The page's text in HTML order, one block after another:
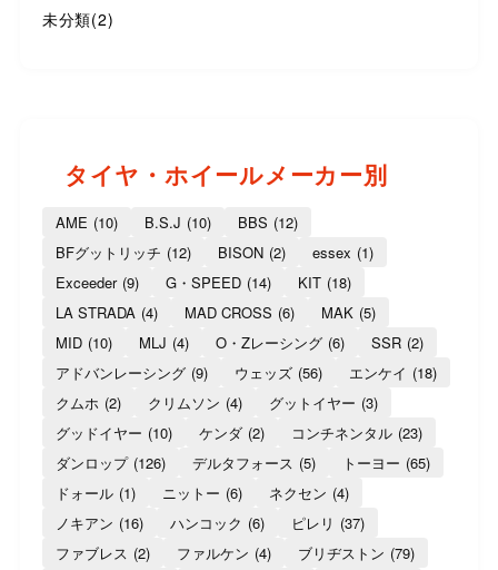
未分類(2)
タイヤ・ホイールメーカー別
AME (10) B.S.J (10) BBS (12)
BFグットリッチ (12) BISON (2) essex (1)
Exceeder (9) G・SPEED (14) KIT (18)
LA STRADA (4) MAD CROSS (6) MAK (5)
MID (10) MLJ (4) O・Zレーシング (6) SSR (2)
アドバンレーシング (9) ウェッズ (56) エンケイ (18)
クムホ (2) クリムソン (4) グットイヤー (3)
グッドイヤー (10) ケンダ (2) コンチネンタル (23)
ダンロップ (126) デルタフォース (5) トーヨー (65)
ドォール (1) ニットー (6) ネクセン (4)
ノキアン (16) ハンコック (6) ピレリ (37)
ファブレス (2) ファルケン (4) ブリヂストン (79)